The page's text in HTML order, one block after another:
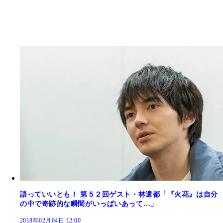
語っていいとも！ 第５２回ゲスト・林遣都「『火花』は自分
の中で奇跡的な瞬間がいっぱいあって…」
2018年02月04日 12:00